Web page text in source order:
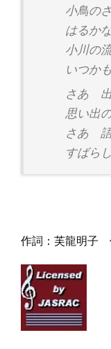
小鳥の
はるか
小川の
いつか
さあ
思い出
さあ
すばら
作詞：芙龍明子